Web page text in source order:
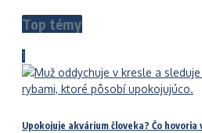
Top témy
1
Upokojuje akvárium človeka? Čo hovoria